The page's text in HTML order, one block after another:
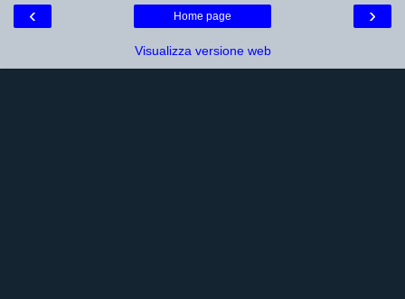
‹ ›
Home page
Visualizza versione web